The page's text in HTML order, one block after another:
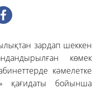
зардап шеккен
көмек
кәмелетке
қағидаты бойынша